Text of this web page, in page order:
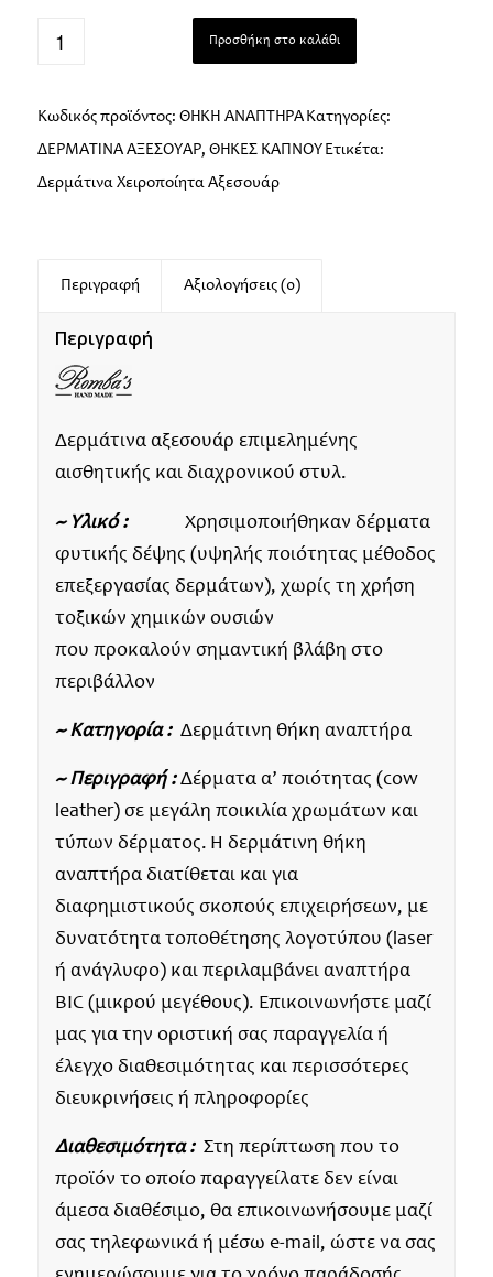
Προσθήκη στο καλάθι
Κωδικός προϊόντος: ΘΗΚΗ ΑΝΑΠΤΗΡΑ Κατηγορίες:
ΔΕΡΜΑΤΙΝΑ ΑΞΕΣΟΥΑΡ, ΘΗΚΕΣ ΚΑΠΝΟΥ Ετικέτα:
Δερμάτινα Χειροποίητα Αξεσουάρ
Περιγραφή Αξιολογήσεις (0)
Περιγραφή
Δερμάτινα αξεσουάρ επιμελημένης
αισθητικής και διαχρονικού στυλ.
~ Υλικό :
Χρησιμοποιήθηκαν δέρματα
φυτικής δέψης (υψηλής ποιότητας μέθοδος
επεξεργασίας δερμάτων), χωρίς τη χρήση
τοξικών χημικών ουσιών
που προκαλούν σημαντική βλάβη στο
περιβάλλον
~ Κατηγορία : Δερμάτινη θήκη αναπτήρα
~ Περιγραφή :Δέρματα α’ ποιότητας (cow
leather) σε μεγάλη ποικιλία χρωμάτων και
τύπων δέρματος. Η δερμάτινη θήκη
αναπτήρα διατίθεται και για
διαφημιστικούς σκοπούς επιχειρήσεων, με
δυνατότητα τοποθέτησης λογοτύπου (laser
ή ανάγλυφο) και περιλαμβάνει αναπτήρα
BIC (μικρού μεγέθους). Επικοινωνήστε μαζί
μας για την οριστική σας παραγγελία ή
έλεγχο διαθεσιμότητας και περισσότερες
διευκρινήσεις ή πληροφορίες
Διαθεσιμότητα : Στη περίπτωση που το
προϊόν το οποίο παραγγείλατε δεν είναι
άμεσα διαθέσιμο, θα επικοινωνήσουμε μαζί
σας τηλεφωνικά ή μέσω e-mail, ώστε να σας